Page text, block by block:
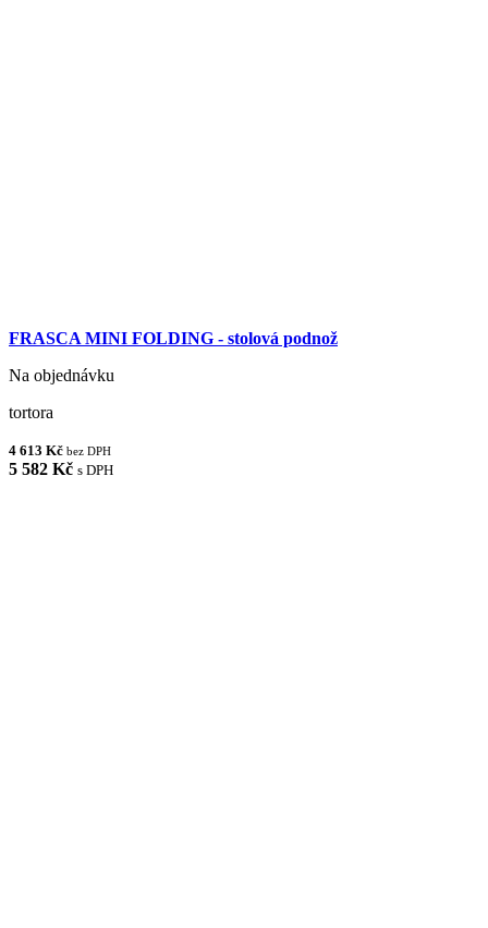
FRASCA MINI FOLDING - stolová podnož
Na objednávku
tortora
4 613 Kč bez DPH
5 582 Kč s DPH